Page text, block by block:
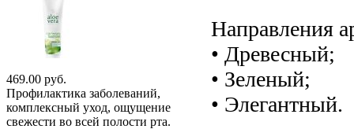
Направления
• Древесный;
• Зеленый;
• Элегантный.
469.00 руб.
Профилактика заболеваний,
комплексный уход, ощущение
свежести во всей полости рта.